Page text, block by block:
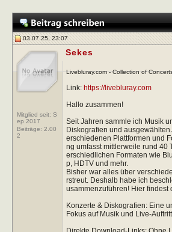
03.07.25, 23:07
Mitglied seit: S
ep 2017
Beiträge: 2.00
2
Sekes
Livebluray.com - Collection of
Link: https://livebluray.com
Hallo zusammen!
Seit Jahren sammle ich Musik
Diskografien und
erschiedenen Plattformen und
ng umfasst mittlerweile rund 40
erschiedlichen Formaten wie
p, HDTV und mehr.
Bisher war alles über
rstreut. Deshalb habe ich
usammenzuführen! Hier findest
Konzerte & Diskografien: Eine
Fokus auf Musik und Live-